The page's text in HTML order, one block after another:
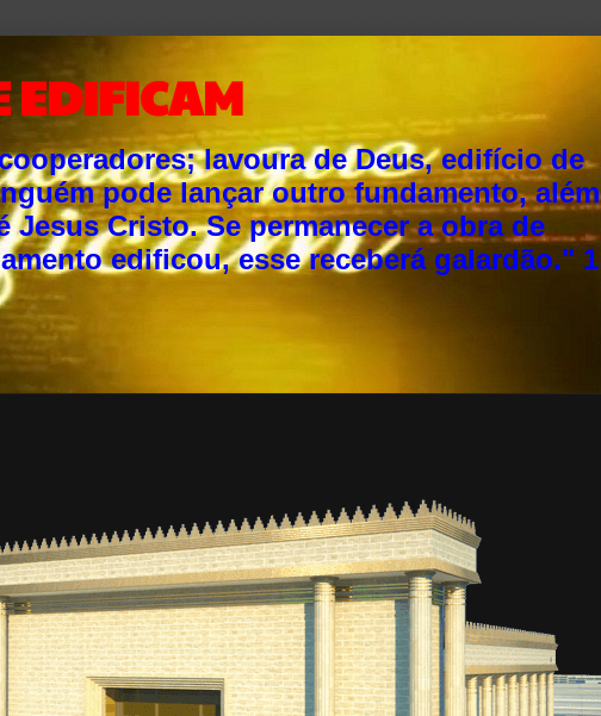
EDIFICAM
lavoura de Deus, edifício de
pode lançar outro fundamento, além
Cristo. Se permanecer a obra de
edificou, esse receberá galardão." 1